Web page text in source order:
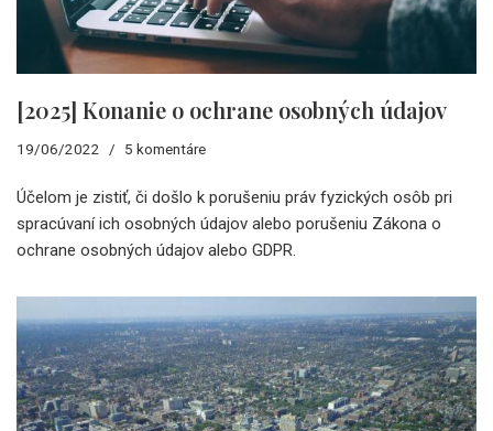
[2025] Konanie o ochrane osobných údajov
19/06/2022 5 komentáre
Účelom je zistiť, či došlo k porušeniu práv fyzických osôb pri
spracúvaní ich osobných údajov alebo porušeniu Zákona o
ochrane osobných údajov alebo GDPR.